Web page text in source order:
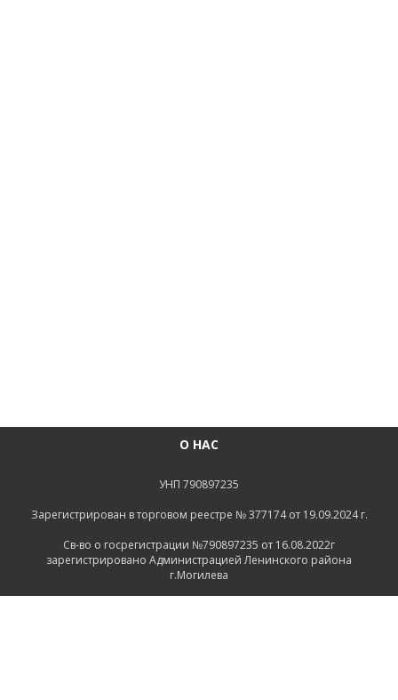
О НАС
УНП 790897235
Зарегистрирован в торговом реестре № 377174 от 19.09.2024 г.
Св-во о госрегистрации №790897235 от 16.08.2022г
зарегистрировано Администрацией Ленинского района
г.Могилева